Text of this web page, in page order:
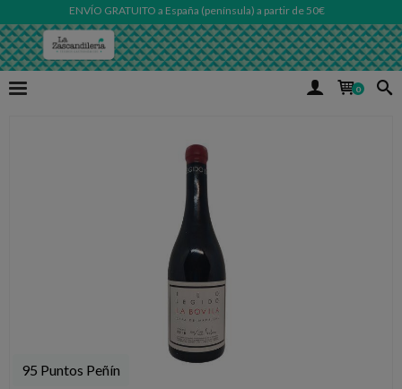
ENVÍO GRATUITO a España (península) a partir de 50€
0
95 Puntos Peñín